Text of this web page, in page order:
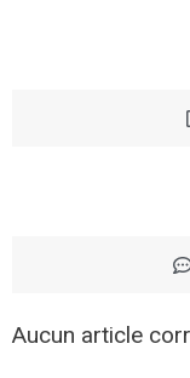
Aucun article